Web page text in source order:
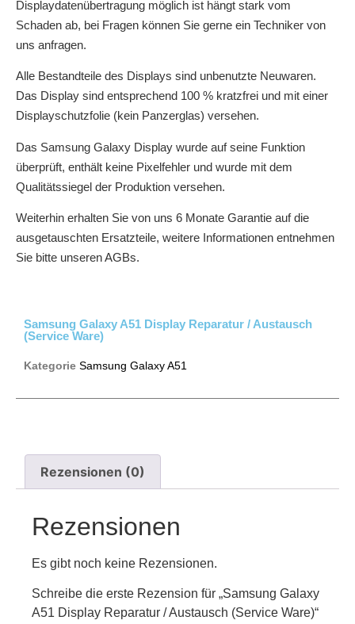
Displaydatenübertragung möglich ist hängt stark vom
Schaden ab, bei Fragen können Sie gerne ein Techniker von
uns anfragen.
Alle Bestandteile des Displays sind unbenutzte Neuwaren.
Das Display sind entsprechend 100 % kratzfrei und mit einer
Displayschutzfolie (kein Panzerglas) versehen.
Das Samsung Galaxy Display wurde auf seine Funktion
überprüft, enthält keine Pixelfehler und wurde mit dem
Qualitätssiegel der Produktion versehen.
Weiterhin erhalten Sie von uns 6 Monate Garantie auf die
ausgetauschten Ersatzteile, weitere Informationen entnehmen
Sie bitte unseren AGBs.
Samsung Galaxy A51 Display Reparatur / Austausch
(Service Ware)
Kategorie Samsung Galaxy A51
Rezensionen (0)
Rezensionen
Es gibt noch keine Rezensionen.
Schreibe die erste Rezension für „Samsung Galaxy
A51 Display Reparatur / Austausch (Service Ware)“